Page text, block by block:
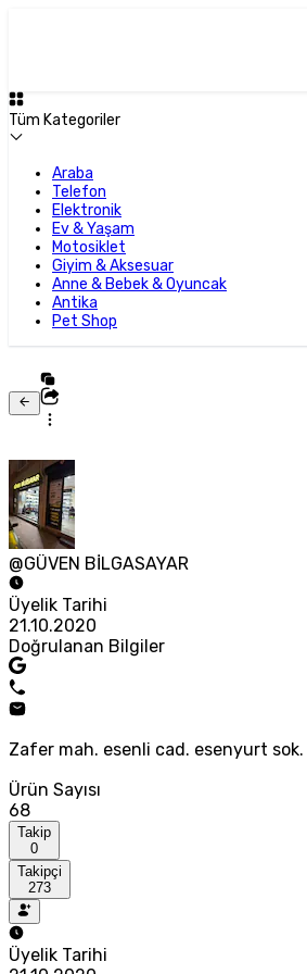
Tüm Kategoriler
Araba
Telefon
Elektronik
Ev & Yaşam
Motosiklet
Giyim & Aksesuar
Anne & Bebek & Oyuncak
Antika
Pet Shop
@GÜVEN BİLGASAYAR
Üyelik Tarihi
21.10.2020
Doğrulanan Bilgiler
Zafer mah. esenli cad. esenyurt sok.
Ürün Sayısı
68
Takip
0
Takipçi
273
Üyelik Tarihi